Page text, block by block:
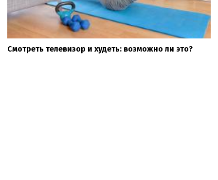
Смотреть телевизор и худеть: возможно ли это?